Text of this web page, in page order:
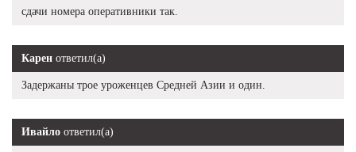
сдачи номера оперативники так.
Карен ответил(а)
Задержаны трое уроженцев Средней Азии и один.
Ивайло ответил(а)